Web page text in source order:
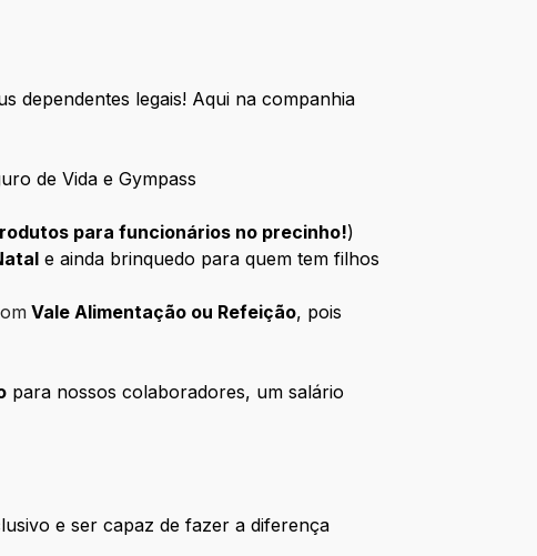
dependentes legais! Aqui na companhia
de Vida e Gympass
para funcionários no precinho!)
e ainda brinquedo para quem tem filhos
Vale Alimentação ou Refeição, pois
para nossos colaboradores, um salário
e ser capaz de fazer a diferença